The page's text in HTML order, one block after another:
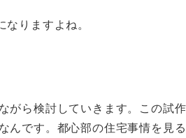
りますよね。
がら検討していきます。この試
んです。都心部の住宅事情を見